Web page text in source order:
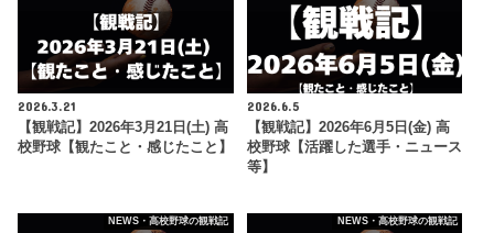
2026.3.21
【観戦記】2026年3月21日(土) 高
校野球【観たこと・感じたこと】
2026.6.5
【観戦記】2026年6月5日(金) 高
校野球【活躍した選手・ニュース
等】
NEWS・高校野球の観戦記 NEWS・高校野球の観戦記